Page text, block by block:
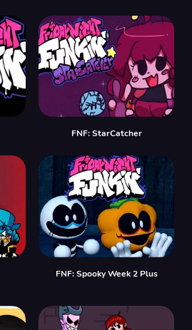
FNF: StarCatcher
FNF: Spooky Week 2 Plus